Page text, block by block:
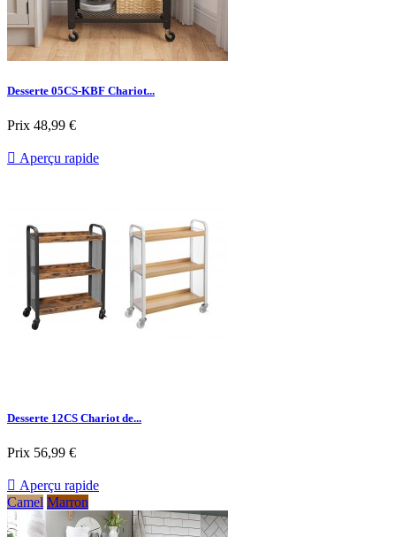
Desserte 05CS-KBF Chariot...
Prix 48,99 €
 Aperçu rapide
Desserte 12CS Chariot de...
Prix 56,99 €
 Aperçu rapide
Camel Marron